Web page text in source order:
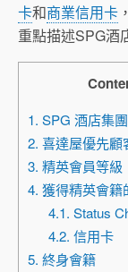
卡和商業信用卡 ，
重點描述SPG酒
1. SPG 酒店集
2. 喜達屋優先顧
3. 精英會員等級
4. 獲得精英會籍
4.1. Status
4.2. 信用卡
5. 終身會籍